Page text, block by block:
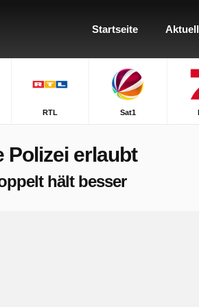
Startseite Aktuell
RTL Sat1
Polizei erlaubt
hält besser